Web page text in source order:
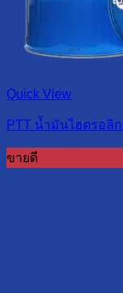
Quick View
PTT น้ำมันไฮดรอลิ
ขายดี